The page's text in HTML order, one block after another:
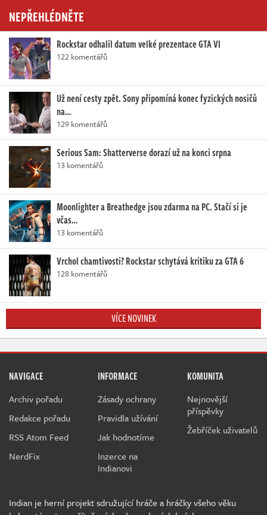
NEPŘEHLÉDNĚTE
Rockstar odhalil datum velké prezentace GTA VI
122 komentářů
Už není cesty zpět. Sony připomíná konec fyzických nosičů
na…
129 komentářů
Serious Sam: Shatterverse dorazí už na konci srpna
13 komentářů
Moonlighter a Breathedge jsou zdarma na PC. Stačí si je
včas…
13 komentářů
Vrchol chamtivosti? Rockstar schytává kritiku za GTA 6
128 komentářů
VÍCE NOVINEK
NAVIGACE
Archiv pořadu
Redakce pořadu
RSS Atom Feed
NerdFix
INFORMACE
Zásady ochrany
Pravidla užívání
Jak hodnotíme
Inzerce na
Indianovi
KOMUNITA
Nejnovější
příspěvky
Žebříček uživatelů
Indian je herní projekt sdružující hráče a hráčky všeho věku